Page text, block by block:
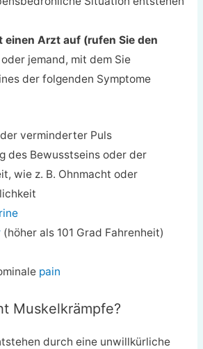
einen Arzt auf (rufen Sie den
jemand, mit dem Sie
der folgenden Symptome
verminderter Puls
des Bewusstseins oder der
wie z. B. Ohnmacht oder
(höher als 101 Grad Fahrenheit)
pain
Muskelkrämpfe?
durch eine unwillkürliche